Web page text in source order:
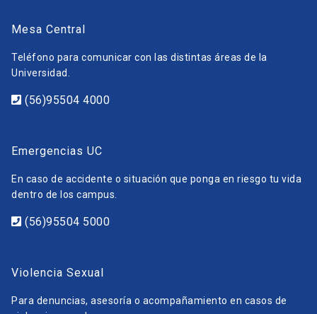
Mesa Central
Teléfono para comunicar con las distintas áreas de la
Universidad.
(56)95504 4000
Emergencias UC
En caso de accidente o situación que ponga en riesgo tu vida
dentro de los campus.
(56)95504 5000
Violencia Sexual
Para denuncias, asesoría o acompañamiento en casos de